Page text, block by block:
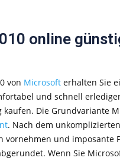
online
von Microsoft erhalten Sie
und schnell
kaufen. Die Grundvariante
. Nach dem
vornehmen und imposante
Wenn Sie